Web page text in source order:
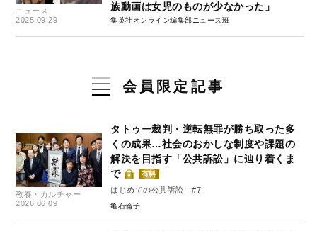
ニュース
2025.09.29
族動画は女児のものが少なかった」
集英社オンライン編集部ニュース班
会員限定記事
教養・カルチャー
2026.06.09
タトゥー裁判・逆転無罪が勝ち取った多
くの成果…社会のおかしな制度や課題の
解決を目指す「公共訴訟」に辿り着くま
で
有料
はじめての公共訴訟 #7
亀石倫子